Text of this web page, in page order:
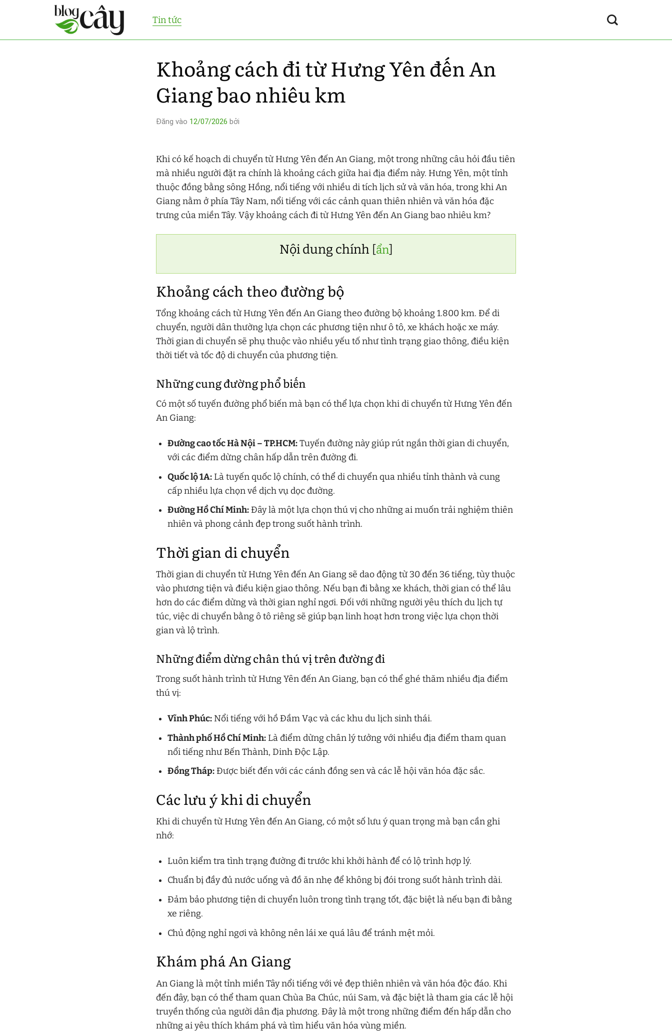
Tin tức
Khoảng cách đi từ Hưng Yên đến An
Giang bao nhiêu km
Đăng vào 12/07/2026 bởi
Khi có kế hoạch di chuyển từ Hưng Yên đến An Giang, một trong những câu hỏi đầu tiên
mà nhiều người đặt ra chính là khoảng cách giữa hai địa điểm này. Hưng Yên, một tỉnh
thuộc đồng bằng sông Hồng, nổi tiếng với nhiều di tích lịch sử và văn hóa, trong khi An
Giang nằm ở phía Tây Nam, nổi tiếng với các cảnh quan thiên nhiên và văn hóa đặc
trưng của miền Tây. Vậy khoảng cách đi từ Hưng Yên đến An Giang bao nhiêu km?
Nội dung chính [ẩn]
Khoảng cách theo đường bộ
Tổng khoảng cách từ Hưng Yên đến An Giang theo đường bộ khoảng 1.800 km. Để di
chuyển, người dân thường lựa chọn các phương tiện như ô tô, xe khách hoặc xe máy.
Thời gian di chuyển sẽ phụ thuộc vào nhiều yếu tố như tình trạng giao thông, điều kiện
thời tiết và tốc độ di chuyển của phương tiện.
Những cung đường phổ biến
Có một số tuyến đường phổ biến mà bạn có thể lựa chọn khi di chuyển từ Hưng Yên đến
An Giang:
Đường cao tốc Hà Nội – TP.HCM:Tuyến đường này giúp rút ngắn thời gian di chuyển,
với các điểm dừng chân hấp dẫn trên đường đi.
Quốc lộ 1A:Là tuyến quốc lộ chính, có thể di chuyển qua nhiều tỉnh thành và cung
cấp nhiều lựa chọn về dịch vụ dọc đường.
Đường Hồ Chí Minh:Đây là một lựa chọn thú vị cho những ai muốn trải nghiệm thiên
nhiên và phong cảnh đẹp trong suốt hành trình.
Thời gian di chuyển
Thời gian di chuyển từ Hưng Yên đến An Giang sẽ dao động từ 30 đến 36 tiếng, tùy thuộc
vào phương tiện và điều kiện giao thông. Nếu bạn đi bằng xe khách, thời gian có thể lâu
hơn do các điểm dừng và thời gian nghỉ ngơi. Đối với những người yêu thích du lịch tự
túc, việc di chuyển bằng ô tô riêng sẽ giúp bạn linh hoạt hơn trong việc lựa chọn thời
gian và lộ trình.
Những điểm dừng chân thú vị trên đường đi
Trong suốt hành trình từ Hưng Yên đến An Giang, bạn có thể ghé thăm nhiều địa điểm
thú vị:
Vĩnh Phúc:Nổi tiếng với hồ Đầm Vạc và các khu du lịch sinh thái.
Thành phố Hồ Chí Minh:Là điểm dừng chân lý tưởng với nhiều địa điểm tham quan
nổi tiếng như Bến Thành, Dinh Độc Lập.
Đồng Tháp:Được biết đến với các cánh đồng sen và các lễ hội văn hóa đặc sắc.
Các lưu ý khi di chuyển
Khi di chuyển từ Hưng Yên đến An Giang, có một số lưu ý quan trọng mà bạn cần ghi
nhớ:
Luôn kiểm tra tình trạng đường đi trước khi khởi hành để có lộ trình hợp lý.
Chuẩn bị đầy đủ nước uống và đồ ăn nhẹ để không bị đói trong suốt hành trình dài.
Đảm bảo phương tiện di chuyển luôn trong tình trạng tốt, đặc biệt là nếu bạn đi bằng
xe riêng.
Chủ động nghỉ ngơi và không nên lái xe quá lâu để tránh mệt mỏi.
Khám phá An Giang
An Giang là một tỉnh miền Tây nổi tiếng với vẻ đẹp thiên nhiên và văn hóa độc đáo. Khi
đến đây, bạn có thể tham quan Chùa Ba Chúc, núi Sam, và đặc biệt là tham gia các lễ hội
truyền thống của người dân địa phương. Đây là một trong những điểm đến hấp dẫn cho
những ai yêu thích khám phá và tìm hiểu văn hóa vùng miền.